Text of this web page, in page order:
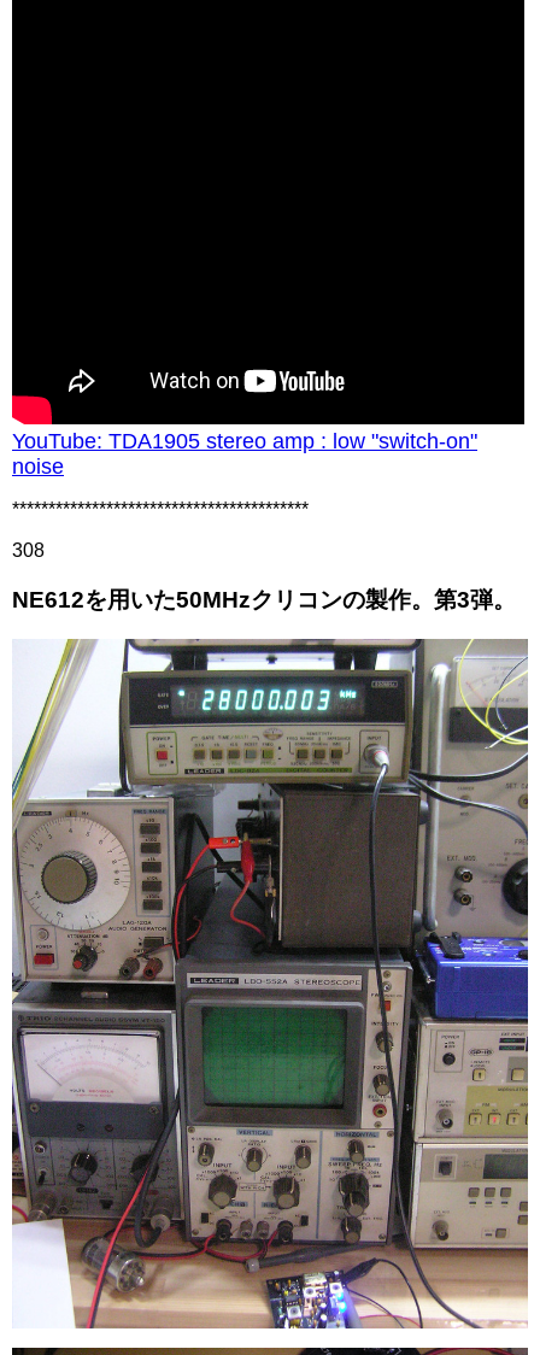
YouTube: TDA1905 stereo amp : low "switch-on"
noise
*****************************************
308
NE612を用いた50MHzクリコンの製作。第3弾。